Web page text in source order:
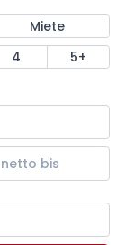
Miete
4 5+